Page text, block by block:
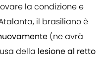
la condizione e
il brasiliano è
(ne avrà
della lesione al retto